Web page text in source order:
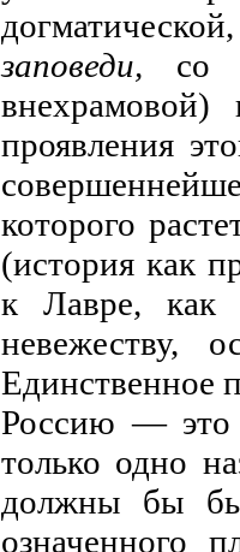
заповеди, со
проявления
которого
(история как
к Лавре, как
невежеству,
Единственное
Россию — это
только одно
должны бы
означенного